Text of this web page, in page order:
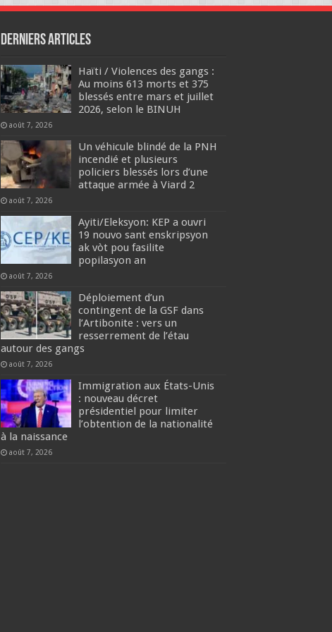
Derniers articles
Haïti / Violences des gangs :
Au moins 613 morts et 375
blessés entre mars et juillet
2026, selon le BINUH
août 7, 2026
Un véhicule blindé de la PNH
incendié et plusieurs
policiers blessés lors d’une
attaque armée à Viard 2
août 7, 2026
‎Ayiti/Eleksyon: KEP a ouvri
19 nouvo sant enskripsyon
ak vòt pou fasilite
popilasyon an
août 7, 2026
Déploiement d’un
contingent de la GSF dans
l’Artibonite : vers un
resserrement de l’étau
autour des gangs
août 7, 2026
Immigration aux États-Unis
: nouveau décret
présidentiel pour limiter
l’obtention de la nationalité
à la naissance
août 7, 2026